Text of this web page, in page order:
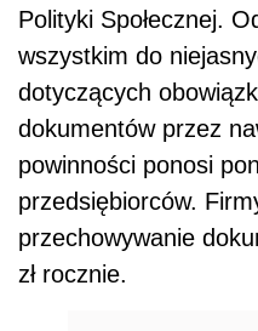
Polityki Społecznej.
wszystkim do
dotyczących
dokumentów przez
powinności ponosi
przedsiębiorców.
przechowywanie
zł rocznie.